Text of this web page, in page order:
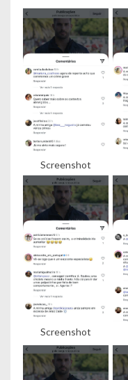
Screenshot
Screenshot